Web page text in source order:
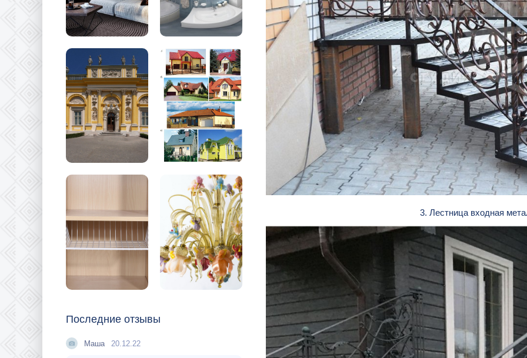
Последние отзывы
Маша 20.12.22
3. Лестница входная